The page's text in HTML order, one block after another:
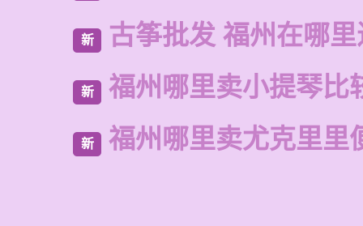
新 古筝批发 福州在哪
新 福州哪里卖小提琴比
新 福州哪里卖尤克里里